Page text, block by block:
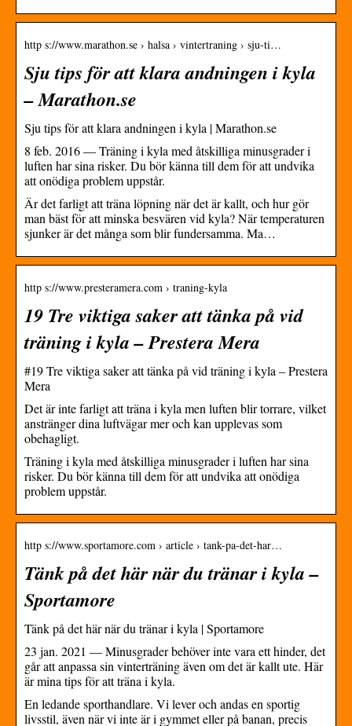
http s://www.marathon.se › halsa › vintertraning › sju-ti…
Sju tips för att klara andningen i kyla
– Marathon.se
Sju tips för att klara andningen i kyla | Marathon.se
8 feb. 2016 — Träning i kyla med åtskilliga minusgrader i
luften har sina risker. Du bör känna till dem för att undvika
att onödiga problem uppstår.
Är det farligt att träna löpning när det är kallt, och hur gör
man bäst för att minska besvären vid kyla? När temperaturen
sjunker är det många som blir fundersamma. Ma…
http s://www.presteramera.com › traning-kyla
19 Tre viktiga saker att tänka på vid
träning i kyla – Prestera Mera
#19 Tre viktiga saker att tänka på vid träning i kyla – Prestera
Mera
Det är inte farligt att träna i kyla men luften blir torrare, vilket
anstränger dina luftvägar mer och kan upplevas som
obehagligt.
Träning i kyla med åtskilliga minusgrader i luften har sina
risker. Du bör känna till dem för att undvika att onödiga
problem uppstår.
http s://www.sportamore.com › article › tank-pa-det-har…
Tänk på det här när du tränar i kyla –
Sportamore
Tänk på det här när du tränar i kyla | Sportamore
23 jan. 2021 — Minusgrader behöver inte vara ett hinder, det
går att anpassa sin vinterträning även om det är kallt ute. Här
är mina tips för att träna i kyla.
En ledande sporthandlare. Vi lever och andas en sportig
livsstil, även när vi inte är i gymmet eller på banan, precis